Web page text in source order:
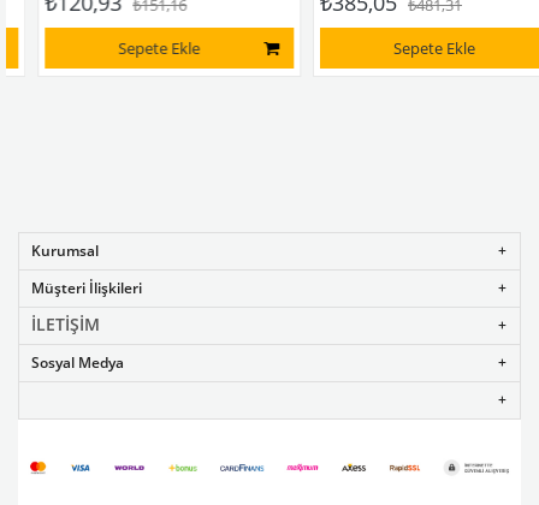
₺151,16
Sepete Ekle
₺481,31
Sepete Ekle
Kurumsal
Müşteri İlişkileri
İLETİŞİM
Sosyal Medya